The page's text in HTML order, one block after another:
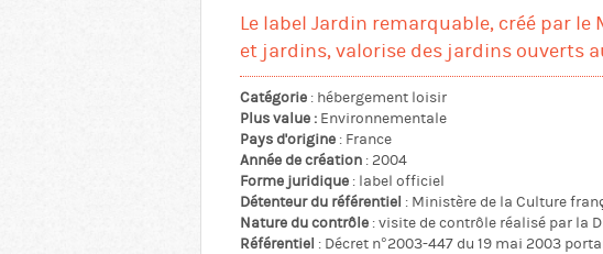
Le label Jardin remarquable, créé par
et jardins, valorise des jardins ouverts
Catégorie : hébergement loisir
Plus value : Environnementale
Pays d'origine : France
Année de création : 2004
Forme juridique : label officiel
Détenteur du référentiel : Ministère de la Culture
Nature du contrôle : visite de contrôle réalisé par la
Référentiel : Décret n°2003-447 du 19 mai 2003